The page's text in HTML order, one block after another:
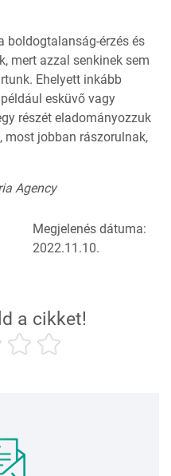
boldogtalanság-érzés és
mert azzal senkinek sem
Ehelyett inkább
esküvő vagy
részét eladományozzuk
most jobban rászorulnak,
Agency
Megjelenés dátuma:
2022.11.10.
a cikket!